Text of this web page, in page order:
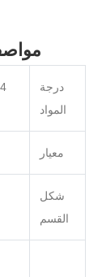
درجة
المواد
معيار
شكل
القسم